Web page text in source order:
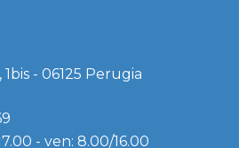
- 06125 Perugia
- ven: 8.00/16.00